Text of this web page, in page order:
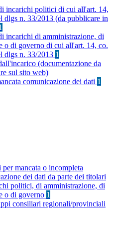
incarichi politici di cui all'art. 14,
dlgs n. 33/2013 (da pubblicare in
incarichi di amministrazione, di
o di governo di cui all'art. 14, co.
dlgs n. 33/2013 1
(documentazione da
sul sito web)
comunicazione dei dati 1
per mancata o incompleta
dei dati da parte dei titolari
politici, di amministrazione, di
o di governo 1
consiliari regionali/provinciali